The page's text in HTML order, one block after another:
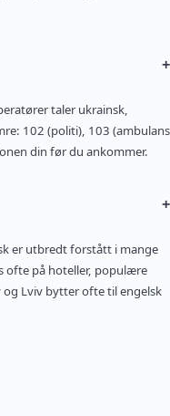
+
taler ukrainsk,
102 (politi), 103 (ambulans
din før du ankommer.
+
er utbredt forstått i mange
ofte på hoteller, populære
Lviv bytter ofte til engelsk